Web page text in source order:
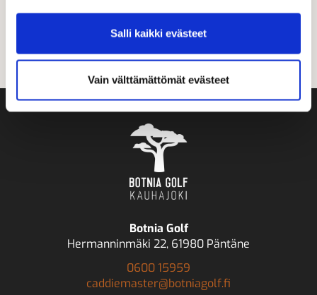
Salli kaikki evästeet
Vain välttämättömät evästeet
Ystävällisin terveisin,
Joni Ketola
Botnia Golf
Hermanninmäki 22, 61980 Päntäne
0600 15959
caddiemaster@botniagolf.fi